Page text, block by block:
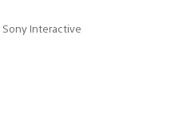
Interactive